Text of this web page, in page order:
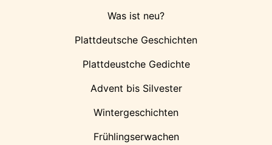
Was ist neu?
Plattdeutsche Geschichten
Plattdeustche Gedichte
Advent bis Silvester
Wintergeschichten
Frühlingserwachen